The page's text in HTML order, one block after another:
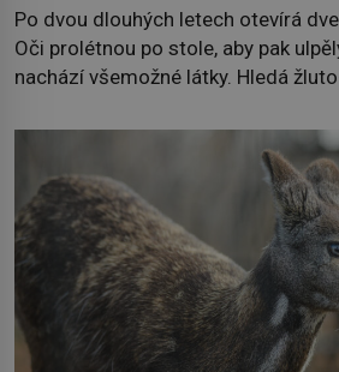
Po dvou dlouhých letech otevírá
Oči prolétnou po stole, aby pak
nachází všemožné látky. Hledá
plán dokončit. Pod termínem aqua
směs s názvem lučavka královská.
pro nic za nic, […]